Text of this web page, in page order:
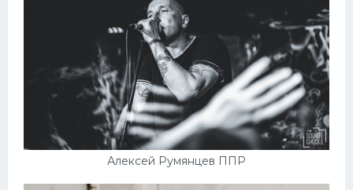
Алексей Румянцев ППР